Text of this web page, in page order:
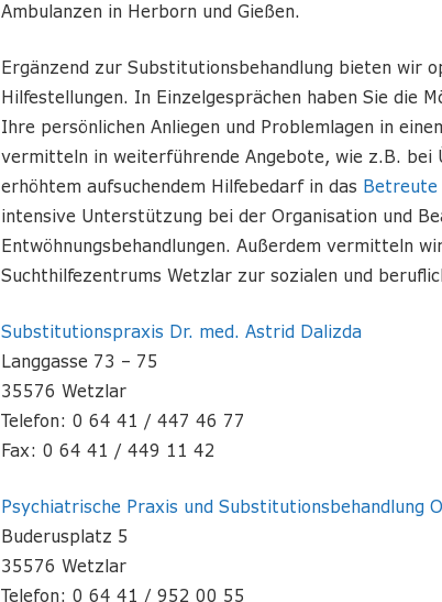
Ambulanzen in Herborn und Gießen.
Ergänzend zur Substitutionsbehandlung bieten wir
Hilfestellungen. In Einzelgesprächen haben Sie die
Ihre persönlichen Anliegen und Problemlagen in
vermitteln in weiterführende Angebote, wie z.B. bei
erhöhtem aufsuchendem Hilfebedarf in das Betreute
intensive Unterstützung bei der Organisation und
Entwöhnungsbehandlungen. Außerdem vermitteln
Suchthilfezentrums Wetzlar zur sozialen und
Substitutionspraxis Dr. med. Astrid Dalizda
Langgasse 73 – 75
35576 Wetzlar
Telefon: 0 64 41 / 447 46 77
Fax: 0 64 41 / 449 11 42
Psychiatrische Praxis und Substitutionsbehandlung
Buderusplatz 5
35576 Wetzlar
Telefon: 0 64 41 / 952 00 55